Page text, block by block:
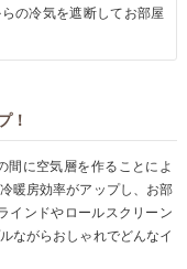
の冷気を遮断してお部屋
！
間に空気層を作ることによ
暖房効率がアップし、お部
インドやロールスクリーン
ながらおしゃれでどんなイ